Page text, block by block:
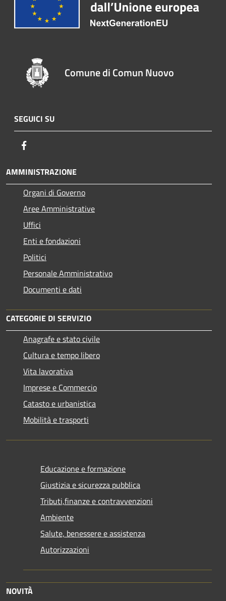
Comune di Comun Nuovo
SEGUICI SU
AMMINISTRAZIONE
Organi di Governo
Aree Amministrative
Uffici
Enti e fondazioni
Politici
Personale Amministrativo
Documenti e dati
CATEGORIE DI SERVIZIO
Anagrafe e stato civile
Cultura e tempo libero
Vita lavorativa
Imprese e Commercio
Catasto e urbanistica
Mobilità e trasporti
Educazione e formazione
Giustizia e sicurezza pubblica
Tributi,finanze e contravvenzioni
Ambiente
Salute, benessere e assistenza
Autorizzazioni
NOVITÀ